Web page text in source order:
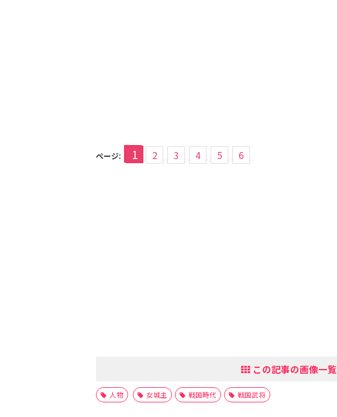
ページ: 1 2 3 4 5 6
この記事の画像一覧
人物 女城主 戦国時代 戦国武将